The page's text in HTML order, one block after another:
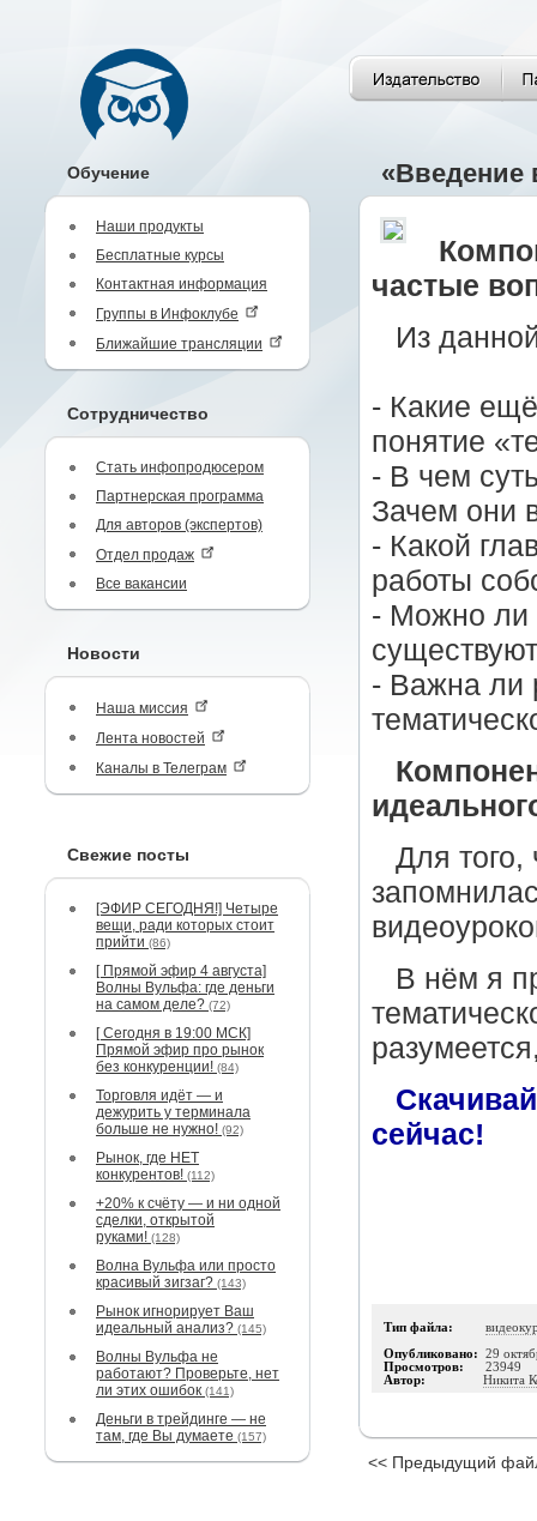
Обучение
Наши продукты
Бесплатные курсы
Контактная информация
Группы в Инфоклубе
Ближайшие трансляции
Сотрудничество
Стать инфопродюсером
Партнерская программа
Для авторов (экспертов)
Отдел продаж
Все вакансии
Новости
Наша миссия
Лента новостей
Каналы в Телеграм
Свежие посты
[ЭФИР СЕГОДНЯ!] Четыре
вещи, ради которых стоит
прийти (86)
[ Прямой эфир 4 августа]
Волны Вульфа: где деньги
на самом деле? (72)
[ Сегодня в 19:00 МСК]
Прямой эфир про рынок
без конкуренции! (84)
Торговля идёт — и
дежурить у терминала
больше не нужно! (92)
Рынок, где НЕТ
конкурентов! (112)
+20% к счёту — и ни одной
сделки, открытой
руками! (128)
Волна Вульфа или просто
красивый зигзаг? (143)
Рынок игнорирует Ваш
идеальный анализ? (145)
Волны Вульфа не
работают? Проверьте, нет
ли этих ошибок (141)
Деньги в трейдинге — не
там, где Вы думаете (157)
«Введение
частые
Из
- Какие
понятие
- В чем
Зачем они
- Какой
работы
- Можно ли
- Важна ли
Для того,
В нём я
сейчас!
Тип файла:
Опубликовано: 29
Просмотров: 23949
Автор: Никита
<< Предыдущий